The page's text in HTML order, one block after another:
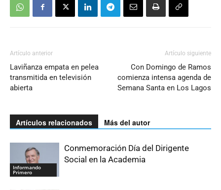
Artículo anterior
Laviñanza empata en pelea
transmitida en televisión
abierta
Artículo siguiente
Con Domingo de Ramos
comienza intensa agenda de
Semana Santa en Los Lagos
Artículos relacionados Más del autor
Informando
Primero
Conmemoración Día del Dirigente
Social en la Academia